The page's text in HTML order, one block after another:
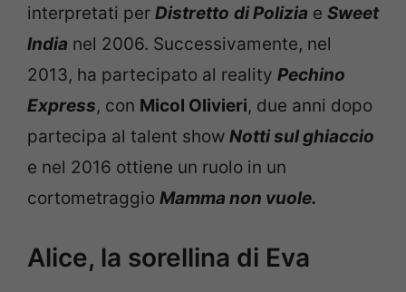
interpretati per Distretto di Polizia e Sweet
India nel 2006. Successivamente, nel
2013, ha partecipato al reality Pechino
Express, con Micol Olivieri, due anni dopo
partecipa al talent show Notti sul ghiaccio
e nel 2016 ottiene un ruolo in un
cortometraggio Mamma non vuole.
Alice, la sorellina di Eva